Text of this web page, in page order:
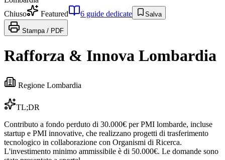
Chiuso
Featured 6 guide dedicate Salva
Stampa / PDF
Rafforza & Innova Lombardia
Regione Lombardia
TL;DR
Contributo a fondo perduto di 30.000€ per PMI lombarde, incluse
startup e PMI innovative, che realizzano progetti di trasferimento
tecnologico in collaborazione con Organismi di Ricerca.
L'investimento minimo ammissibile è di 50.000€. Le domande sono